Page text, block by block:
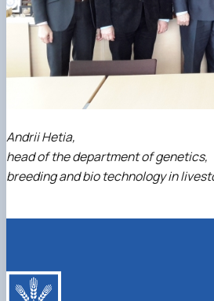
Andrii Hetia,
head of the department of genetics,
breeding and bio technology in